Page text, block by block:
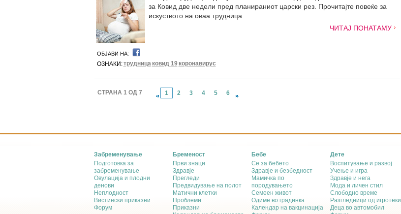
за Ковид две недели пред планираниот царски рез. Прочитајте повеќе за
искуството на оваа трудница
ЧИТАЈ ПОНАТАМУ
ОБЈАВИ НА:
ОЗНАКИ:трудница ковид 19 коронавирус
СТРАНА 1 ОД 7 1 2 3 4 5 6
Забременување
Подготовка за
забременување
Овулација и плодни
денови
Неплодност
Вистински приказни
Форум
Бременост
Први знаци
Здравје
Прегледи
Предвидување на полот
Матични клетки
Проблеми
Приказни
Бебе
Се за бебето
Здравје и безбедност
Мамичка по
породувањето
Семеен живот
Одиме во градинка
Календар на вакцинација
Дете
Воспитување и развој
Учење и игра
Здравје и нега
Мода и личен стил
Слободно време
Разгледници од игротеки
Деца во автомобил